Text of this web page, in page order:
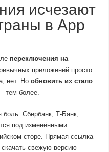
исчезают
в App
переключения на
приложений просто
нет. Нообновить их стало
тем более.
Сбербанк, Т-Банк,
под изменёнными
сторе. Прямая ссылка
свежую версию